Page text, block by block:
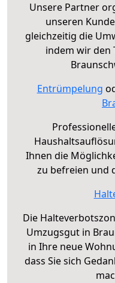
Unsere Partner
unseren
gleichzeitig die
indem wir den
Entrümpelung
Ihnen die
zu befreien und
Die
Umzugsgut in
in Ihre neue
dass Sie sich